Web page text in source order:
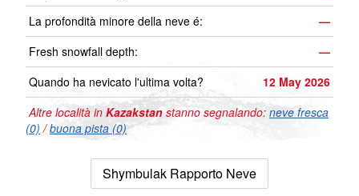
La profondità minore della neve é:
—
Fresh snowfall depth:
—
Quando ha nevicato l'ultima volta?
12 May 2026
Altre località in Kazakstanstanno segnalando: neve fresca
(0) /buona pista (0)
Shymbulak Rapporto Neve